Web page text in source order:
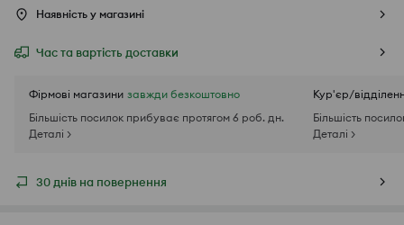
Наявність у магазині
Час та вартість доставки
Фірмові магазини завжди безкоштовно
Більшість посилок прибуває протягом 6 роб. дн.
Деталі >
Кур'єр/
Більшість
Деталі >
30 днів на повернення